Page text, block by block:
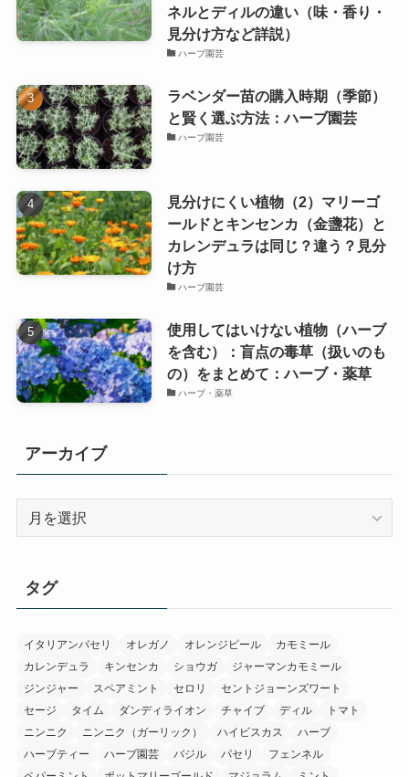
ネルとディルの違い（味・香り・
見分け方など詳説）
ハーブ園芸
ラベンダー苗の購入時期（季節）
と賢く選ぶ方法：ハーブ園芸
ハーブ園芸
見分けにくい植物（2）マリーゴ
ールドとキンセンカ（金盞花）と
カレンデュラは同じ？違う？見分
け方
ハーブ園芸
使用してはいけない植物（ハーブ
を含む）：盲点の毒草（扱いのも
の）をまとめて：ハーブ・薬草
ハーブ・薬草
アーカイブ
ブ
タグ
イタリアンパセリ オレガノ オレンジピール
カモミール
カレンデュラ
キンセンカ ショウガ
ジャーマンカモミール
ジンジャー
スペアミント セロリ
セントジョーンズワート
セージ
タイム ダンディライオン チャイブ ディル
トマト
ニンニク
ニンニク（ガーリック） ハイビスカス
ハーブ
ハーブティー
ハーブ園芸 バジル パセリ
フェンネル